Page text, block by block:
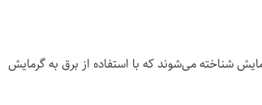
شناخته می‌شوند که با استفاده از برق به گرمایش